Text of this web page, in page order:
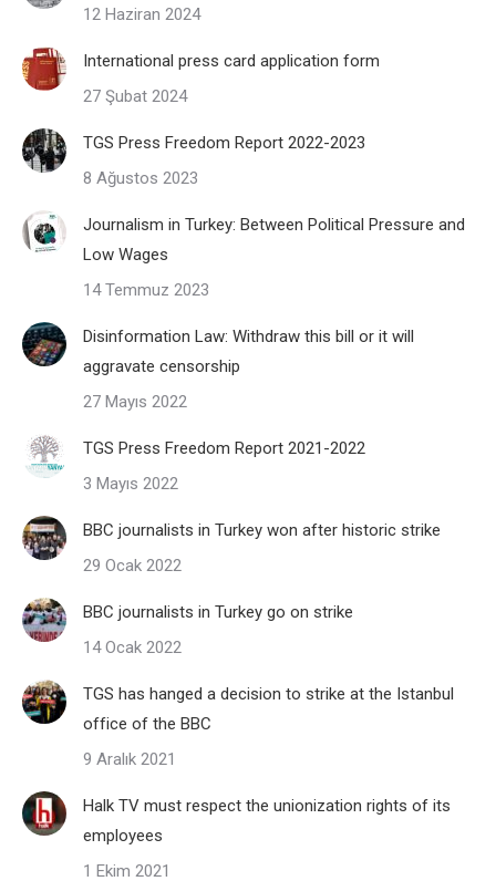
12 Haziran 2024
International press card application form
27 Şubat 2024
TGS Press Freedom Report 2022-2023
8 Ağustos 2023
Journalism in Turkey: Between Political Pressure and
Low Wages
14 Temmuz 2023
Disinformation Law: Withdraw this bill or it will
aggravate censorship
27 Mayıs 2022
TGS Press Freedom Report 2021-2022
3 Mayıs 2022
BBC journalists in Turkey won after historic strike
29 Ocak 2022
BBC journalists in Turkey go on strike
14 Ocak 2022
TGS has hanged a decision to strike at the Istanbul
office of the BBC
9 Aralık 2021
Halk TV must respect the unionization rights of its
employees
1 Ekim 2021